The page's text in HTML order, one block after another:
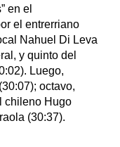
en el
el entrerriano
Nahuel Di Leva
y quinto del
Luego,
octavo,
chileno Hugo
(30:37).